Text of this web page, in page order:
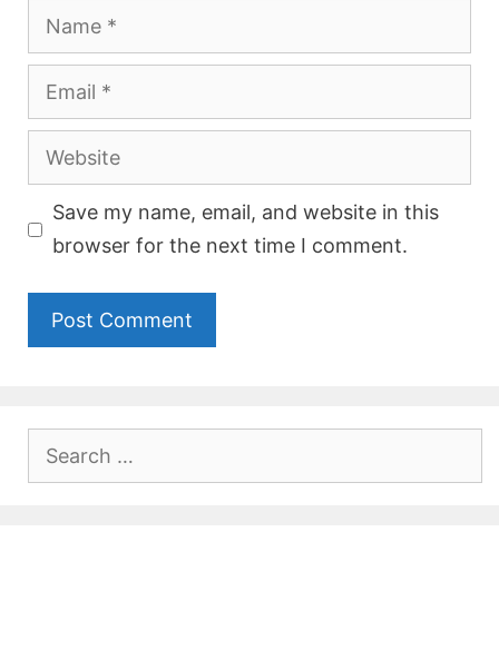
Name
Email
Website
Save my name, email, and website in this
browser for the next time I comment.
Search
for: